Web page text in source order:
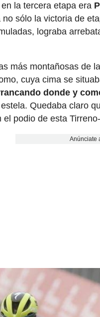
en la tercera etapa era
no sólo la victoria de
lograba
más montañosas de
cuya cima se
donde y
Quedaba claro
podio de esta
Anúnciate